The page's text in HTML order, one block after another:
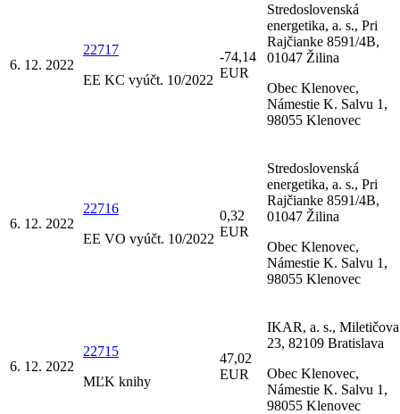
6. 12. 2022
22717
EE KC vyúčt. 10/2022
-74,14
EUR
Stredoslovenská
energetika, a. s., Pri
Rajčianke 8591/4B,
01047 Žilina
Obec Klenovec,
Námestie K. Salvu 1,
98055 Klenovec
6. 12. 2022
22716
EE VO vyúčt. 10/2022
0,32
EUR
Stredoslovenská
energetika, a. s., Pri
Rajčianke 8591/4B,
01047 Žilina
Obec Klenovec,
Námestie K. Salvu 1,
98055 Klenovec
6. 12. 2022
22715
MĽK knihy
47,02
EUR
IKAR, a. s., Miletičova
23, 82109 Bratislava
Obec Klenovec,
Námestie K. Salvu 1,
98055 Klenovec